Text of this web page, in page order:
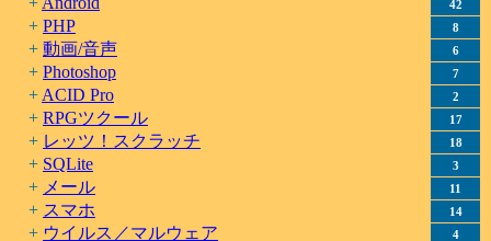
42
PHP 8
動画/音声 6
Photoshop 7
ACID Pro 2
RPGツクール 17
レッツ！スクラッチ 18
SQLite 3
メール 11
スマホ 14
ウイルス／マルウェア 4